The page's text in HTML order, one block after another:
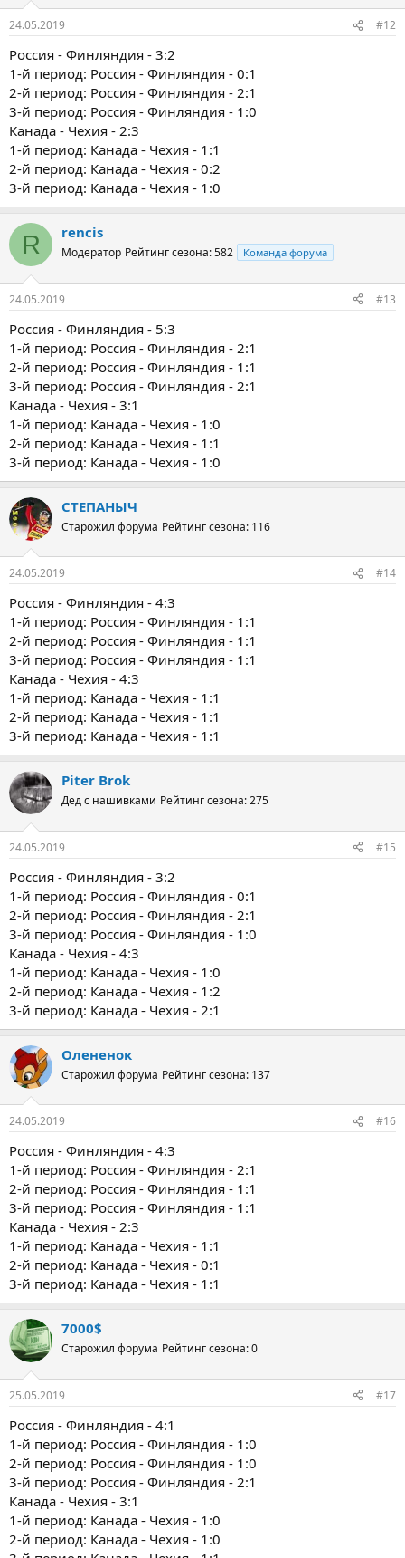
24.05.2019 #12
Россия - Финляндия - 3:2
1-й период: Россия - Финляндия - 0:1
2-й период: Россия - Финляндия - 2:1
3-й период: Россия - Финляндия - 1:0
Канада - Чехия - 2:3
1-й период: Канада - Чехия - 1:1
2-й период: Канада - Чехия - 0:2
3-й период: Канада - Чехия - 1:0
R rencis
Модератор Рейтинг сезона: 582 Команда форума
24.05.2019 #13
Россия - Финляндия - 5:3
1-й период: Россия - Финляндия - 2:1
2-й период: Россия - Финляндия - 1:1
3-й период: Россия - Финляндия - 2:1
Канада - Чехия - 3:1
1-й период: Канада - Чехия - 1:0
2-й период: Канада - Чехия - 1:1
3-й период: Канада - Чехия - 1:0
СТЕПАНЫЧ
Старожил форума Рейтинг сезона: 116
24.05.2019 #14
Россия - Финляндия - 4:3
1-й период: Россия - Финляндия - 1:1
2-й период: Россия - Финляндия - 1:1
3-й период: Россия - Финляндия - 1:1
Канада - Чехия - 4:3
1-й период: Канада - Чехия - 1:1
2-й период: Канада - Чехия - 1:1
3-й период: Канада - Чехия - 1:1
Piter Brok
Дед с нашивками Рейтинг сезона: 275
24.05.2019 #15
Россия - Финляндия - 3:2
1-й период: Россия - Финляндия - 0:1
2-й период: Россия - Финляндия - 2:1
3-й период: Россия - Финляндия - 1:0
Канада - Чехия - 4:3
1-й период: Канада - Чехия - 1:0
2-й период: Канада - Чехия - 1:2
3-й период: Канада - Чехия - 2:1
Олененок
Старожил форума Рейтинг сезона: 137
24.05.2019 #16
Россия - Финляндия - 4:3
1-й период: Россия - Финляндия - 2:1
2-й период: Россия - Финляндия - 1:1
3-й период: Россия - Финляндия - 1:1
Канада - Чехия - 2:3
1-й период: Канада - Чехия - 1:1
2-й период: Канада - Чехия - 0:1
3-й период: Канада - Чехия - 1:1
7000$
Старожил форума Рейтинг сезона: 0
25.05.2019 #17
Россия - Финляндия - 4:1
1-й период: Россия - Финляндия - 1:0
2-й период: Россия - Финляндия - 1:0
3-й период: Россия - Финляндия - 2:1
Канада - Чехия - 3:1
1-й период: Канада - Чехия - 1:0
2-й период: Канада - Чехия - 1:0